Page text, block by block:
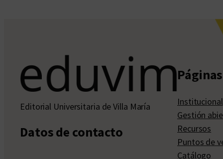
Editorial Universitaria de Villa María
Datos de contacto
Institucional
Gestión
Recursos
Puntos de
Catálogo